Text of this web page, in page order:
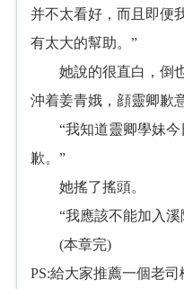
并不太看好，而且即便
有太大的幫助。”
她說的很直白，倒也
沖着姜青娥，顔靈卿歉
“我知道靈卿學妹今
歉。”
她搖了搖頭。
“我應該不能加入溪
(本章完)
PS:給大家推薦一個老